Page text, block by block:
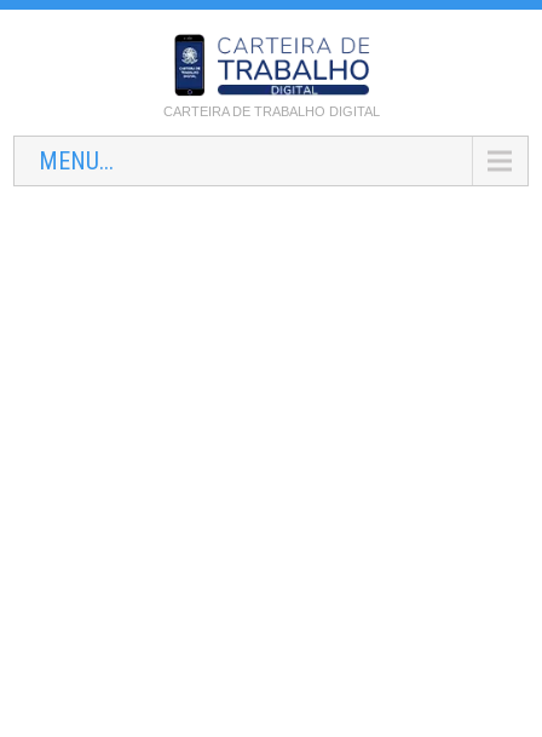
CARTEIRA DE TRABALHO DIGITAL
MENU...